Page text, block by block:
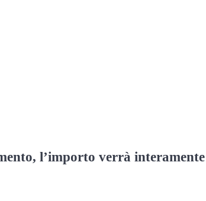
l’importo verrà interamente